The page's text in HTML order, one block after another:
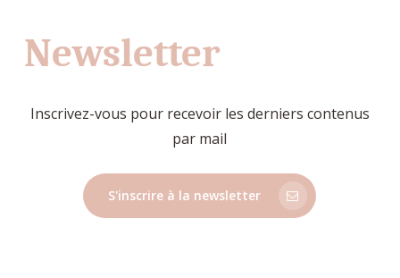
Newsletter
Inscrivez-vous pour recevoir les derniers contenus
par mail
S'inscrire à la newsletter